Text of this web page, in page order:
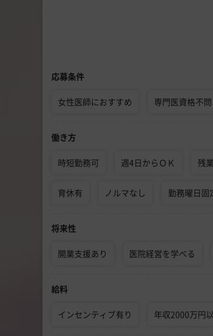
応募条件
女性医師におすすめ 専門医資格不問
働き方
時短勤務可 週4日からＯＫ 残
育休有 ノルマなし 勤務曜日固
将来性
開業支援あり 医院経営を学べる
給料
インセンティブ有り 年収2000万円